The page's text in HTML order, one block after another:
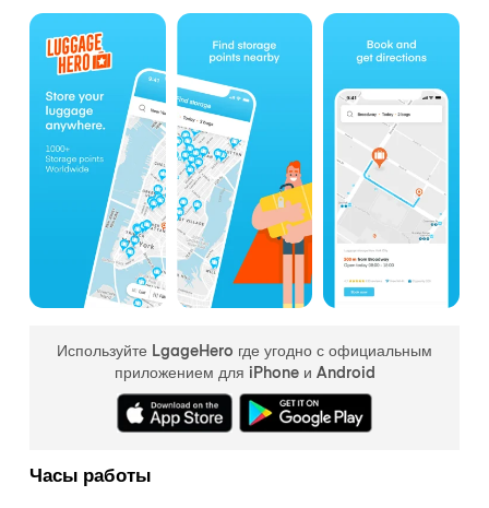
Используйте LgageHero где угодно с официальным
приложением для iPhone и Android
Часы работы